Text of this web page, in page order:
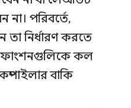
না। পরিবর্তে,
তা নির্ধারণ করতে
কল
বাকি